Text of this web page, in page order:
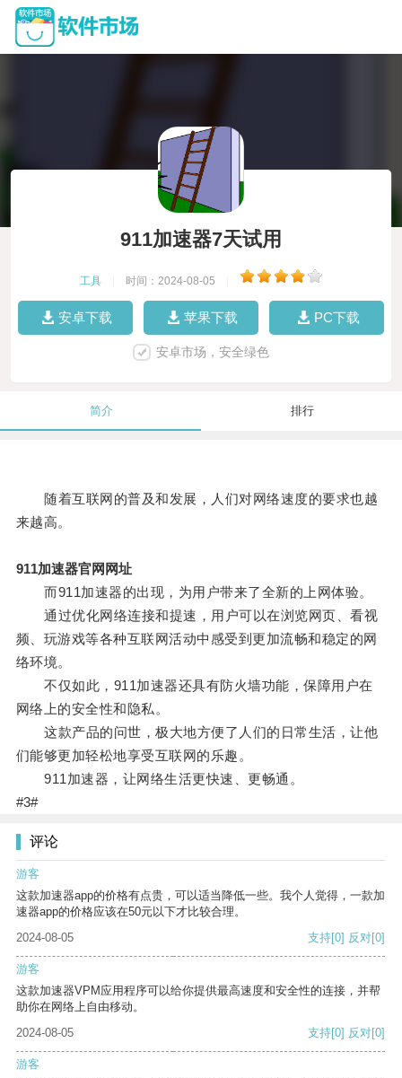
911加速器7天试用
工具 时间：2024-08-05
安卓下载 苹果下载 PC下载
安卓市场，安全绿色
简介 排行
随着互联网的普及和发展，人们对网络速度的要求也越
来越高。
911加速器官网网址
而911加速器的出现，为用户带来了全新的上网体验。
通过优化网络连接和提速，用户可以在浏览网页、看视
频、玩游戏等各种互联网活动中感受到更加流畅和稳定的网
络环境。
不仅如此，911加速器还具有防火墙功能，保障用户在
网络上的安全性和隐私。
这款产品的问世，极大地方便了人们的日常生活，让他
们能够更加轻松地享受互联网的乐趣。
911加速器，让网络生活更快速、更畅通。
#3#
评论
游客
这款加速器app的价格有点贵，可以适当降低一些。我个人觉得，一款加
速器app的价格应该在50元以下才比较合理。
2024-08-05
支持[0] 反对[0]
游客
这款加速器VPM应用程序可以给你提供最高速度和安全性的连接，并帮
助你在网络上自由移动。
2024-08-05
支持[0] 反对[0]
游客